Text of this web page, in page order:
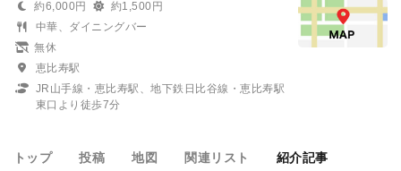
約6,000円
約1,500円
中華、ダイニングバー
無休
恵比寿駅
JR山手線・恵比寿駅、地下鉄日比谷線・恵比寿駅
東口より徒歩7分
トップ 投稿 地図 関連リスト 紹介記事